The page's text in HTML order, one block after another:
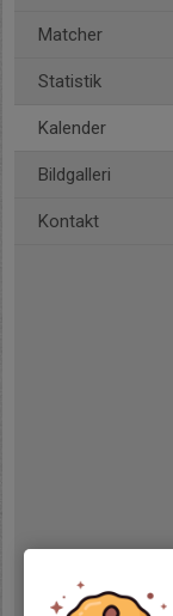
Matcher
Statistik
Kalender
Bildgalleri
Kontakt